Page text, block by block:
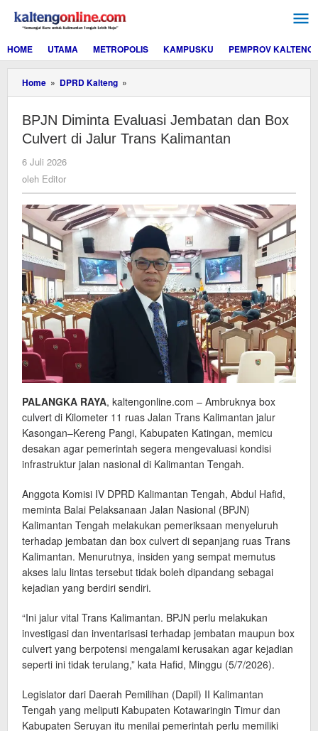
konten
HOME
UTAMA METROPOLIS KAMPUSKU PEMPROV KALTENG
Home » DPRD Kalteng »
Diminta
Jembatan
dan
Box
Trans
Kalimantan
BPJN Diminta Evaluasi Jembatan dan Box
Culvert di Jalur Trans Kalimantan
6 Juli 2026
oleh Editor
PALANGKA RAYA, kaltengonline.com – Ambruknya box
culvert di Kilometer 11 ruas Jalan Trans Kalimantan jalur
Kasongan–Kereng Pangi, Kabupaten Katingan, memicu
desakan agar pemerintah segera mengevaluasi kondisi
infrastruktur jalan nasional di Kalimantan Tengah.
Anggota Komisi IV DPRD Kalimantan Tengah, Abdul Hafid,
meminta Balai Pelaksanaan Jalan Nasional (BPJN)
Kalimantan Tengah melakukan pemeriksaan menyeluruh
terhadap jembatan dan box culvert di sepanjang ruas Trans
Kalimantan. Menurutnya, insiden yang sempat memutus
akses lalu lintas tersebut tidak boleh dipandang sebagai
kejadian yang berdiri sendiri.
“Ini jalur vital Trans Kalimantan. BPJN perlu melakukan
investigasi dan inventarisasi terhadap jembatan maupun box
culvert yang berpotensi mengalami kerusakan agar kejadian
seperti ini tidak terulang,” kata Hafid, Minggu (5/7/2026).
Legislator dari Daerah Pemilihan (Dapil) II Kalimantan
Tengah yang meliputi Kabupaten Kotawaringin Timur dan
Kabupaten Seruyan itu menilai pemerintah perlu memiliki